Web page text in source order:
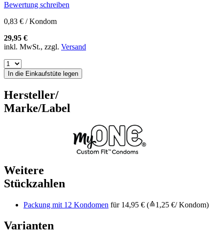
Bewertung schreiben
0,83 € / Kondom
29,95 €
inkl. MwSt., zzgl. Versand
In die Einkaufstüte legen
Hersteller/
Marke/Label
Weitere
Stückzahlen
Packung mit 12 Kondomen für 14,95 € (≙1,25 €/ Kondom)
Varianten